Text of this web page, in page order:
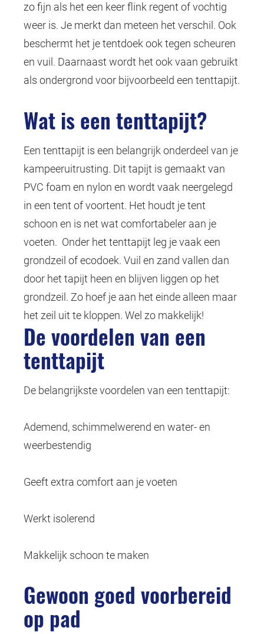
zo fijn als het een keer flink regent of vochtig
weer is. Je merkt dan meteen het verschil. Ook
beschermt het je tentdoek ook tegen scheuren
en vuil. Daarnaast wordt het ook vaan gebruikt
als ondergrond voor bijvoorbeeld een tenttapijt.
Wat is een tenttapijt?
Een tenttapijt is een belangrijk onderdeel van je
kampeeruitrusting. Dit tapijt is gemaakt van
PVC foam en nylon en wordt vaak neergelegd
in een tent of voortent. Het houdt je tent
schoon en is net wat comfortabeler aan je
voeten. Onder het tenttapijt leg je vaak een
grondzeil of ecodoek. Vuil en zand vallen dan
door het tapijt heen en blijven liggen op het
grondzeil. Zo hoef je aan het einde alleen maar
het zeil uit te kloppen. Wel zo makkelijk!
De voordelen van een
tenttapijt
De belangrijkste voordelen van een tenttapijt:
Ademend, schimmelwerend en water- en
weerbestendig
Geeft extra comfort aan je voeten
Werkt isolerend
Makkelijk schoon te maken
Gewoon goed voorbereid
op pad